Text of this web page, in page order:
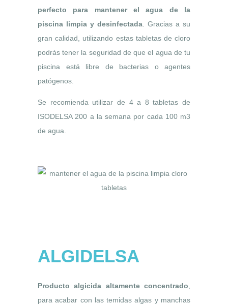
perfecto para mantener el agua de la
piscina limpia y desinfectada . Gracias a su
gran calidad, utilizando estas tabletas de cloro
podrás tener la seguridad de que el agua de tu
piscina está libre de bacterias o agentes
patógenos.
Se recomienda utilizar de 4 a 8 tabletas de
ISODELSA 200 a la semana por cada 100 m3
de agua.
ALGIDELSA
Producto algicida altamente concentrado
para acabar con las temidas algas y manchas